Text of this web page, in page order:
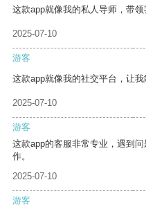
这款app就像我的私人导师，带领
2025-07-10
游客
这款app就像我的社交平台，让
2025-07-10
游客
这款app的客服非常专业，遇到
作。
2025-07-10
游客